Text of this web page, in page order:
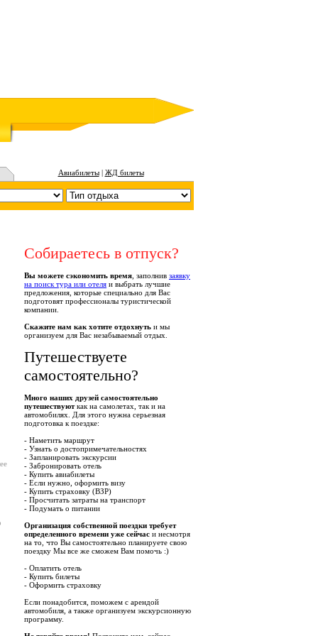
Авиабилеты| ЖД билеты
Собираетесь в отпуск?
Вы можете сэкономить время , заполнив заявку
на поиск тура или отеля и выбрать лучшие
предложения, которые специально для Вас
подготовят профессионалы туристической
компании.
Скажите нам как хотите отдохнуть и мы
организуем для Вас незабываемый отдых.
Путешествуете
самостоятельно?
Много наших друзей самостоятельно
путешествуюткак на самолетах, так и на
автомобилях. Для этого нужна серьезная
подготовка к поездке:
- Наметить маршрут
- Узнать о достопримечательностях
- Запланировать экскурсии
- Забронировать отель
- Купить авиабилеты
- Если нужно, оформить визу
- Купить страховку (ВЗР)
- Просчитать затраты на транспорт
- Подумать о питании
Организация собственной поездки требует
определенного времени уже сейчас и несмотря
на то, что Вы самостоятельно планируете свою
поездку Мы все же сможем Вам помочь :)
- Оплатить отель
- Купить билеты
- Оформить страховку
Если понадобится, поможем с арендой
автомобиля, а также организуем экскурсионную
программу.